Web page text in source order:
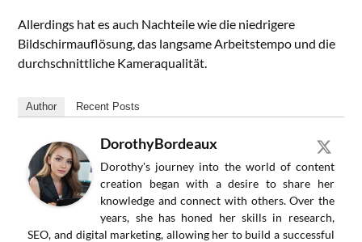
Allerdings hat es auch Nachteile wie die niedrigere
Bildschirmauflösung, das langsame Arbeitstempo und die
durchschnittliche Kameraqualität.
Author Recent Posts
DorothyBordeaux
Dorothy's journey into the world of content
creation began with a desire to share her
knowledge and connect with others. Over the
years, she has honed her skills in research,
SEO, and digital marketing, allowing her to build a successful